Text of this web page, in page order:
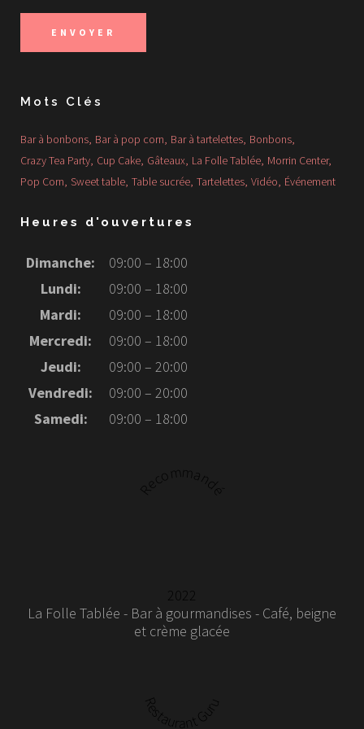
Mots Clés
Bar à bonbons Bar à pop corn Bar à tartelettes Bonbons
Crazy Tea Party Cup Cake Gâteaux La Folle Tablée Morrin Center
Pop Corn Sweet table Table sucrée Tartelettes Vidéo Événement
Heures d'ouvertures
Dimanche:
09:00 – 18:00
Lundi:
09:00 – 18:00
Mardi:
09:00 – 18:00
Mercredi:
09:00 – 18:00
Jeudi:
09:00 – 20:00
Vendredi:
09:00 – 20:00
Samedi:
09:00 – 18:00
Recommandé
2022
La Folle Tablée - Bar à gourmandises - Café, beigne
et crème glacée
Restaurant Guru